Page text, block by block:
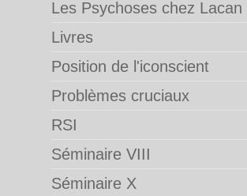
Les Psychoses chez Lacan
Livres
Position de l'iconscient
Problèmes cruciaux
RSI
Séminaire VIII
Séminaire X